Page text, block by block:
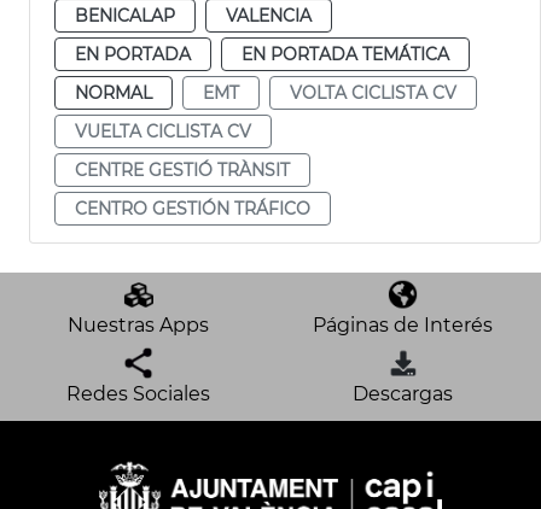
BENICALAP
VALENCIA
EN PORTADA
EN PORTADA TEMÁTICA
NORMAL
EMT
VOLTA CICLISTA CV
VUELTA CICLISTA CV
CENTRE GESTIÓ TRÀNSIT
CENTRO GESTIÓN TRÁFICO
Nuestras Apps Páginas de Interés
Redes Sociales Descargas